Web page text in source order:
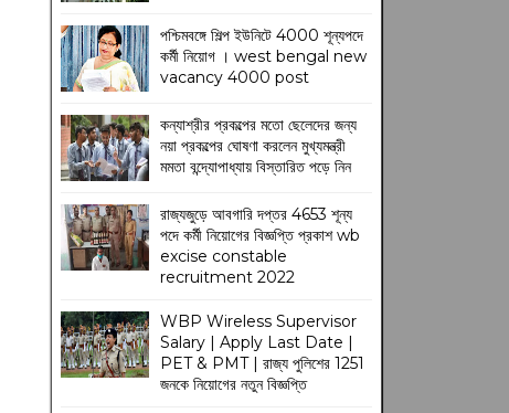
পশ্চিমবঙ্গে শিল্প ইউনিটে 4000 শূন্যপদে
কর্মী নিয়োগ । west bengal new
vacancy 4000 post
কন্যাশ্রীর প্রকল্পের মতো ছেলেদের জন্য
নয়া প্রকল্পের ঘোষণা করলেন মুখ্যমন্ত্রী
মমতা বন্দ্যোপাধ্যায় বিস্তারিত পড়ে নিন
রাজ্যজুড়ে আবগারি দপ্তর 4653 শূন্য
পদে কর্মী নিয়োগের বিজ্ঞপ্তি প্রকাশ wb
excise constable
recruitment 2022
WBP Wireless Supervisor
Salary | Apply Last Date |
PET & PMT | রাজ্য পুলিশের 1251
জনকে নিয়োগের নতুন বিজ্ঞপ্তি